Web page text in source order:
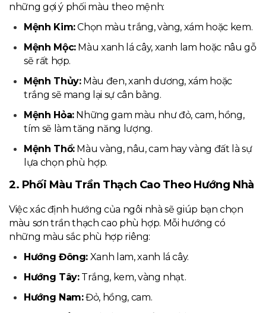
những gợi ý phối màu theo mệnh:
Mệnh Kim:Chọn màu trắng, vàng, xám hoặc kem.
Mệnh Mộc:Màu xanh lá cây, xanh lam hoặc nâu gỗ
sẽ rất hợp.
Mệnh Thủy:Màu đen, xanh dương, xám hoặc
trắng sẽ mang lại sự cân bằng.
Mệnh Hỏa:Những gam màu như đỏ, cam, hồng,
tím sẽ làm tăng năng lượng.
Mệnh Thổ:Màu vàng, nâu, cam hay vàng đất là sự
lựa chọn phù hợp.
2. Phối Màu Trần Thạch Cao Theo Hướng Nhà
Việc xác định hướng của ngôi nhà sẽ giúp bạn chọn
màu sơn trần thạch cao phù hợp. Mỗi hướng có
những màu sắc phù hợp riêng:
Hướng Đông: Xanh lam, xanh lá cây.
Hướng Tây:Trắng, kem, vàng nhạt.
Hướng Nam:Đỏ, hồng, cam.